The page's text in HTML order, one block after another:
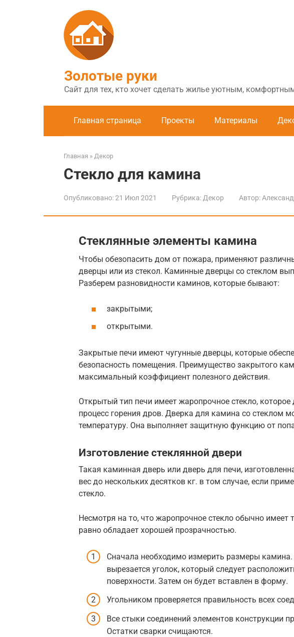
Золотые руки
Сайт для тех, кто хочет сделать жилье уютным,
Главная страница Проекты Материалы
Главная » Декор
Стекло для камина
Опубликовано:21 Июл 2021 Рубрика: Декор Автор:
Стеклянные элементы камина
Чтобы обезопасить дом от пожара, применяют
дверцы или из стекол. Каминные дверцы со стеклом
Разберем разновидности каминов, которые бывают:
закрытыми;
открытыми.
Закрытые печи имеют чугунные дверцы, которые
безопасность помещения. Преимущество закрытого
максимальный коэффициент полезного действия.
Открытый тип печи имеет жаропрочное стекло,
процесс горения дров. Дверка для камина со стеклом
температуру. Она выполняет защитную функцию от
Изготовление стеклянной двери
Такая каминная дверь или дверь для печи,
вес до нескольких десятков кг. в том случае, если
стекло.
Несмотря на то, что жаропрочное стекло обычно имеет
равно обладает хорошей прозрачностью.
Сначала необходимо измерить размеры
вырезается уголок, который следует
поверхности. Затем он будет вставлен в форму.
Угольником проверяется правильность всех
Все стыки соединений элементов конструкции
Остатки сварки счищаются.